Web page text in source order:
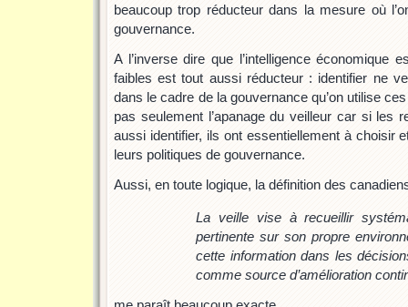
beaucoup trop réducteur dans la mesure où
gouvernance.
A l’inverse dire que l’intelligence économique
faibles est tout aussi réducteur : identifier ne
dans le cadre de la gouvernance qu’on utilise
pas seulement l’apanage du veilleur car si les
aussi identifier, ils ont essentiellement à choisir
leurs politiques de gouvernance.
Aussi, en toute logique, la définition des
La veille vise à recueillir
pertinente sur son propre
cette information dans les
comme source d’amélioration